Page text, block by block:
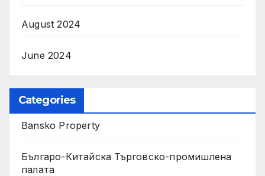
August 2024
June 2024
Categories
Bansko Property
Българо-Китайска Търговско-промишлена
палaта